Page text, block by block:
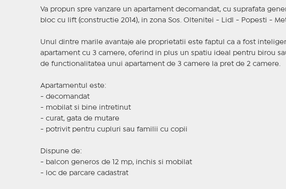
Va propun spre vanzare un apartament decomandat, cu suprafata
bloc cu lift (constructie 2014), in zona Sos. Oltenitei - Lidl - Popesti -
Unul dintre marile avantaje ale proprietatii este faptul ca a fost
apartament cu 3 camere, oferind in plus un spatiu ideal pentru birou
de functionalitatea unui apartament de 3 camere la pret de 2 camere.
Apartamentul este:
- decomandat
- mobilat si bine intretinut
- curat, gata de mutare
- potrivit pentru cupluri sau familii cu copii
Dispune de:
- balcon generos de 12 mp, inchis si mobilat
- loc de parcare cadastrat